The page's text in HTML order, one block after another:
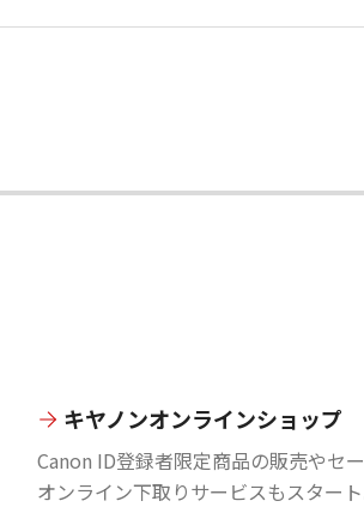
キヤノンオンラインショップ
Canon ID登録者限定商品の販売やセー
オンライン下取りサービスもスタート